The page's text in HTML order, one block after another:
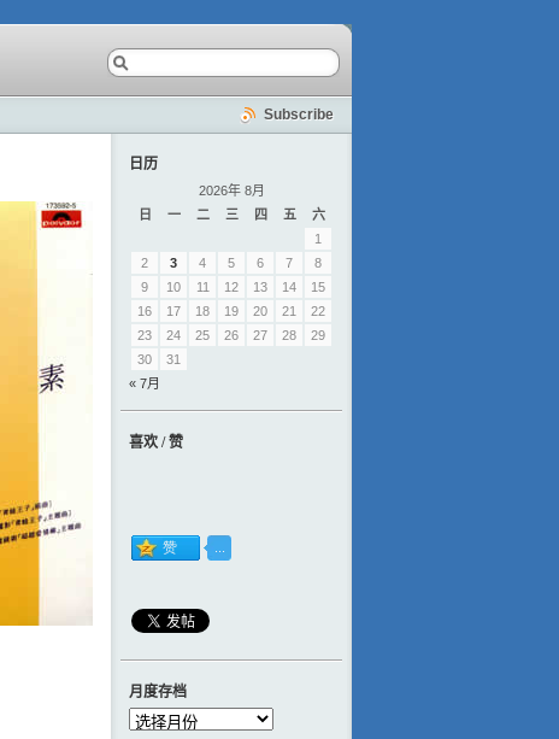
Subscribe
日历
2026年 8月
日
一 二 三 四 五
六
1
2
3 4 5 6 7
8
9
10 11 12 13 14
15
16
17 18 19 20 21
22
23
24 25 26 27 28
29
30
31
« 7月
喜欢 / 赞
月度存档
月